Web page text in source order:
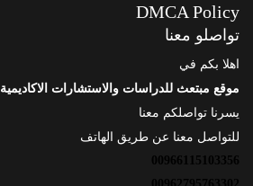
DMCA Policy
تواصلو معنا
اهلا بكم في
موقع مبتعث للدراسات والاستشارات الاكاديمية
يسرنا تواصلكم معنا
للتواصل معنا عن طريق الهاتف
00966115103356